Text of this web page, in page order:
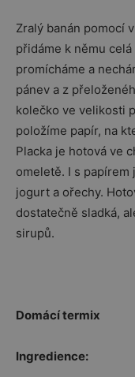
Zralý banán pomocí
přidáme k němu
promícháme a
pánev a z
kolečko ve velikosti
položíme papír, na
Placka je hotová ve
omeletě. I s
jogurt a ořechy.
dostatečně sladká,
sirupů.
Domácí termix
Ingredience: